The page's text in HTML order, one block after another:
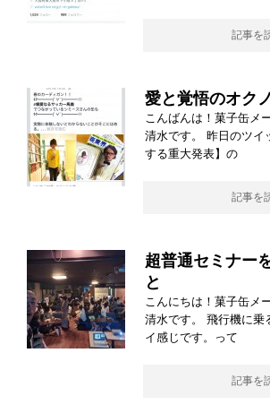
記事を
愛と覚悟のオク
こんばんは！菓子缶メ
清水です。 昨日のツイ
する重大発表】の
記事を
超普通セミナー
と
こんにちは！菓子缶メ
清水です。 飛行機に乗
イ感じです。って
記事を